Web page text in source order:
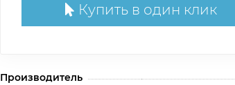
Купить в один клик
Производитель